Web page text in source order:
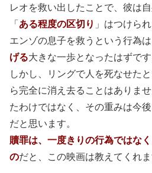
レオを救い出したことで、彼は
「 ある程度の区切り 」はつけら
エンゾの息子を救うという行為
げる大きな一歩となったはずです
しかし、リングで人を死なせた
ら完全に消え去ることはありま
たわけではなく、その重みは今
だと思います。
贖罪は、一度きりの行為ではな
のだと、この映画は教えてくれま